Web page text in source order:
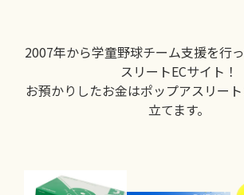
2007年から学童野球チーム支援を行
スリートECサイト！
お預かりしたお金はポップアスリー
立てます。